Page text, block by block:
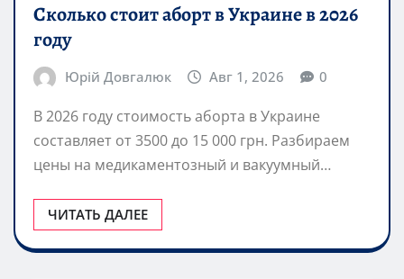
Сколько стоит аборт в Украине в 2026
году
Юрій Довгалюк Авг 1, 2026 0
В 2026 году стоимость аборта в Украине
составляет от 3500 до 15 000 грн. Разбираем
цены на медикаментозный и вакуумный…
ЧИТАТЬ ДАЛЕЕ